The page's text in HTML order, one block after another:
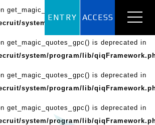
get_magic_quotes_gpc() is deprecated in
system/program/lib/
get_magic_quotes_gpc() is deprecated in
system/program/lib/
get_magic_quotes_gpc() is deprecated in
system/program/lib/
get_magic_quotes_gpc() is deprecated in
system/program/lib/
ACCESS
ENTRY